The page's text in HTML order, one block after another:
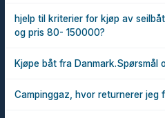
hjelp til kriterier for kjøp av
og pris 80- 150000?
Kjøpe båt fra Danmark.Spørsmål
Campinggaz, hvor returnerer jeg